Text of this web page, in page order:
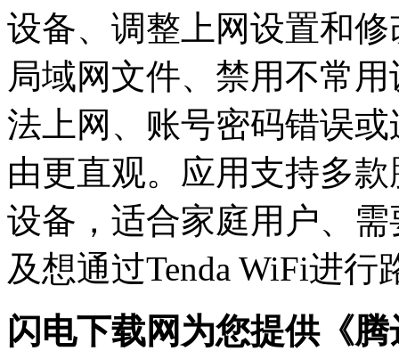
设备、调整上网设置和
局域网文件、禁用不常
法上网、账号密码错误
由更直观。应用支持多
设备，适合家庭用户、
及想通过Tenda WiFi进
闪电下载网为您提供《